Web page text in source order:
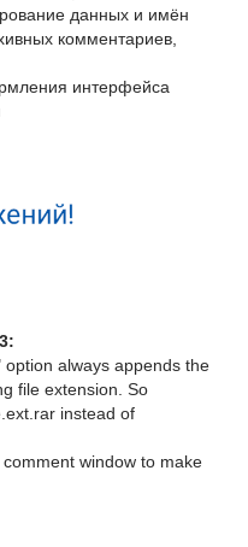
данных и имён
комментариев,
интерфейса
always appends the
file extension. So
instead of
window to make